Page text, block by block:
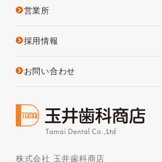
株式会社 玉井歯科商店
営業所
採用情報
お問い合わせ